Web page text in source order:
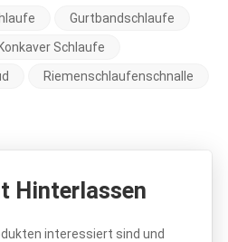
Gurtbandschlaufe
Schlaufe
Riemenschlaufenschnalle
Hinterlassen
interessiert sind und